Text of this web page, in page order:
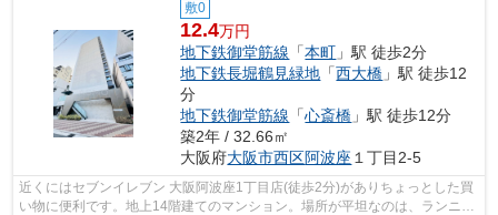
敷0
12.4万円
地下鉄御堂筋線 「本町 」駅 徒歩2分
地下鉄長堀鶴見緑地 「西大橋 」駅 徒歩12
分
地下鉄御堂筋線 「心斎橋 」駅 徒歩12分
築2年 / 32.66㎡
大阪府大阪市西区阿波座 １丁目2-5
近くにはセブンイレブン 大阪阿波座1丁目店(徒歩2分)がありちょっとした買
い物に便利です。地上14階建てのマンション。場所が平坦なのは、ランニン